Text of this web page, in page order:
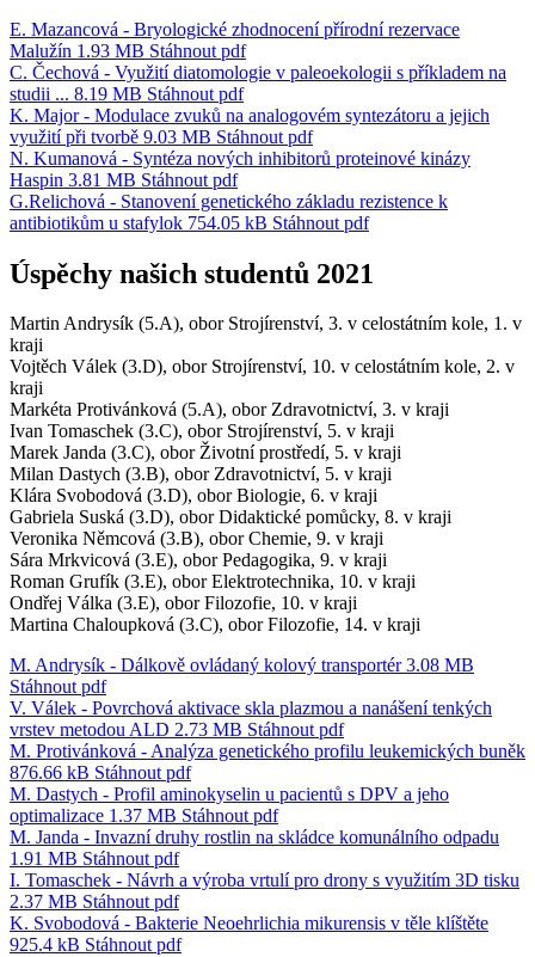
E. Mazancová - Bryologické zhodnocení přírodní rezervace
Malužín 1.93 MB Stáhnout pdf
C. Čechová - Využití diatomologie v paleoekologii s příkladem na
studii ... 8.19 MB Stáhnout pdf
K. Major - Modulace zvuků na analogovém syntezátoru a jejich
využití při tvorbě 9.03 MB Stáhnout pdf
N. Kumanová - Syntéza nových inhibitorů proteinové kinázy
Haspin 3.81 MB Stáhnout pdf
G.Relichová - Stanovení genetického základu rezistence k
antibiotikům u stafylok 754.05 kB Stáhnout pdf
Úspěchy našich studentů 2021
Martin Andrysík (5.A), obor Strojírenství, 3. v celostátním kole, 1. v
kraji
Vojtěch Válek (3.D), obor Strojírenství, 10. v celostátním kole, 2. v
kraji
Markéta Protivánková (5.A), obor Zdravotnictví, 3. v kraji
Ivan Tomaschek (3.C), obor Strojírenství, 5. v kraji
Marek Janda (3.C), obor Životní prostředí, 5. v kraji
Milan Dastych (3.B), obor Zdravotnictví, 5. v kraji
Klára Svobodová (3.D), obor Biologie, 6. v kraji
Gabriela Suská (3.D), obor Didaktické pomůcky, 8. v kraji
Veronika Němcová (3.B), obor Chemie, 9. v kraji
Sára Mrkvicová (3.E), obor Pedagogika, 9. v kraji
Roman Grufík (3.E), obor Elektrotechnika, 10. v kraji
Ondřej Válka (3.E), obor Filozofie, 10. v kraji
Martina Chaloupková (3.C), obor Filozofie, 14. v kraji
M. Andrysík - Dálkově ovládaný kolový transportér3.08 MB
Stáhnoutpdf
V. Válek - Povrchová aktivace skla plazmou a nanášení tenkých
vrstev metodou ALD 2.73 MB Stáhnoutpdf
M. Protivánková - Analýza genetického profilu leukemických buněk
876.66 kB Stáhnoutpdf
M. Dastych - Profil aminokyselin u pacientů s DPV a jeho
optimalizace 1.37 MB Stáhnoutpdf
M. Janda - Invazní druhy rostlin na skládce komunálního odpadu
1.91 MB Stáhnoutpdf
I. Tomaschek - Návrh a výroba vrtulí pro drony s využitím 3D tisku
2.37 MB Stáhnoutpdf
K. Svobodová - Bakterie Neoehrlichia mikurensis v těle klíštěte
925.4 kB Stáhnoutpdf